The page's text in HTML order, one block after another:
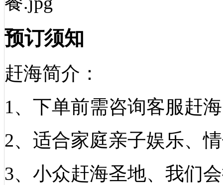
预订须知
赶海简介：
1、下单前需咨询客服赶
2、适合家庭亲子娱乐、
3、小众赶海圣地、我们